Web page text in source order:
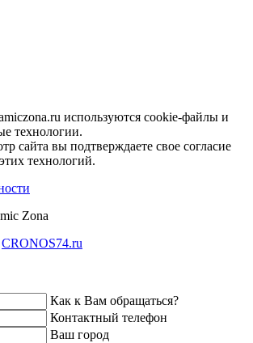
используются coоkie-файлы и
технологии.
сайта вы подтверждаете свое согласие
технологий.
Zona
CRONOS74.ru
Как к Вам обращаться?
Контактный телефон
Ваш город